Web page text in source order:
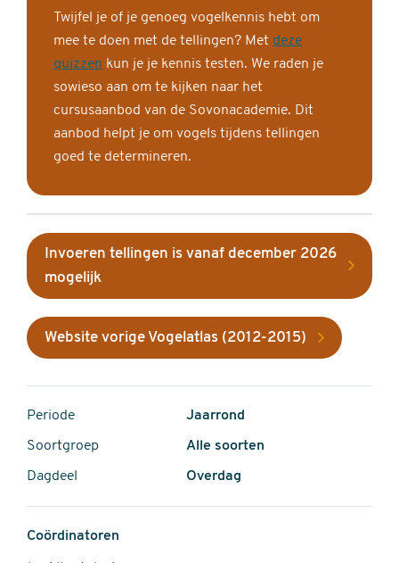
Twijfel je of je genoeg vogelkennis hebt om
mee te doen met de tellingen? Met deze
quizzen kun je je kennis testen. We raden je
sowieso aan om te kijken naar het
cursusaanbod van de Sovonacademie. Dit
aanbod helpt je om vogels tijdens tellingen
goed te determineren.
Invoeren tellingen is vanaf december 2026
mogelijk
Website vorige Vogelatlas (2012-2015)
Periode Jaarrond
Soortgroep Alle soorten
Dagdeel Overdag
Coördinatoren